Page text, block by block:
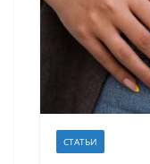
СТАТЬИ